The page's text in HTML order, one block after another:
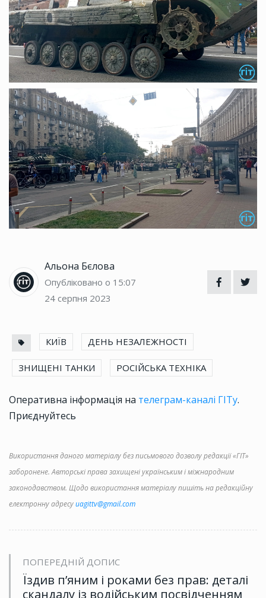
Альона Бєлова
Опубліковано о 15:07
24 серпня 2023
КИЇВ ДЕНЬ НЕЗАЛЕЖНОСТІ
ЗНИЩЕНІ ТАНКИ РОСІЙСЬКА ТЕХНІКА
Оперативна інформація на телеграм-каналі ГІТу.
Приєднуйтесь
Використання даного матеріалу без письмового дозволу редакції «ГІТ»
заборонене. Авторські права захищені українським і міжнародним
законодавством. Щодо використання матеріалу пишіть на редакційну
електронну адресуuagittv@gmail.com
ПОПЕРЕДНІЙ ДОПИС
Їздив п’яним і роками без прав: деталі
скандалу із водійським посвідченням